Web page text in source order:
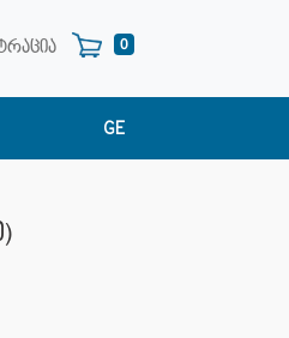
0
GE